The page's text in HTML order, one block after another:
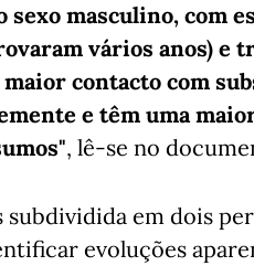
sexo masculino, com
vários anos) e
contacto com
e têm uma
, lê-se no
subdividida em dois
evoluções